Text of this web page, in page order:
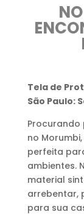
Tela de
São Paulo:
no
perfeita
ambientes.
material
arrebentar,
para sua